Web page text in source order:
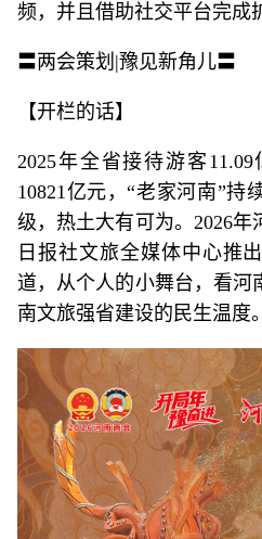
频，并且借助社交平台完成
〓两会策划|豫见新角儿〓
【开栏的话】
2025年全省接待游客
10821亿元，“老家河南”持
级，热土大有可为。2026
日报社文旅全媒体中心推
道，从个人的小舞台，看河
南文旅强省建设的民生温度。